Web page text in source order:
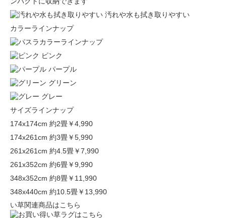
汚れや水も拭き取りやすい
カラーラインナップ
ピンク
パープル
グリーン
グレー
サイズラインナップ
174x174cm 約2畳￥4,990
174x261cm 約3畳￥5,990
261x261cm 約4.5畳￥7,990
261x352cm 約6畳￥9,990
348x352cm 約8畳￥11,990
348x440cm 約10.5畳￥13,990
い草関連商品はこちら